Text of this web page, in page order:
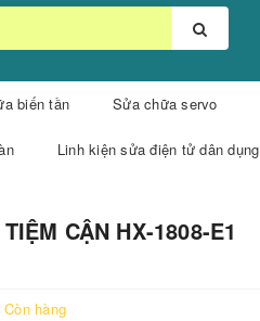
biến tần Sửa chữa servo
Linh kiện sửa điện tử dân dụng
CẬN HX-1808-E1
Còn hàng